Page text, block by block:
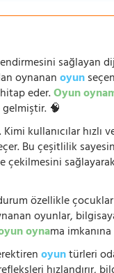
sağlayan
oynananoyun
eder.Oyun
🧠
kullanıcılar
Bu çeşitlilik
çekilmesini
özellikle
oyunlar,
oynama
oyuntürleri